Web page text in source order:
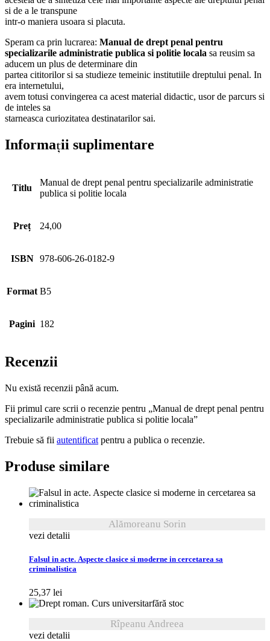
si de a le transpune
intr-o maniera usoara si placuta.
Speram ca prin lucrarea: Manual de drept penal pentru
specializarile administratie publica si politie locala sa reusim sa
aducem un plus de determinare din
partea cititorilor si sa studieze temeinic institutiile dreptului penal. In
era internetului,
avem totusi convingerea ca acest material didactic, usor de parcurs si
de inteles sa
starneasca curiozitatea destinatarilor sai.
Informații suplimentare
Titlu
Manual de drept penal pentru specializarile administratie
publica si politie locala
Preț 24,00
ISBN 978-606-26-0182-9
Format B5
Pagini 182
Recenzii
Nu există recenzii până acum.
Fii primul care scrii o recenzie pentru „Manual de drept penal pentru
specializarile administratie publica si politie locala”
Trebuie să fii autentificat pentru a publica o recenzie.
Produse similare
Alămoreanu Sorin
vezi detalii
Falsul in acte. Aspecte clasice si moderne in cercetarea sa
criminalistica
25,37 lei
fără stoc
Rîpeanu Andreea
vezi detalii